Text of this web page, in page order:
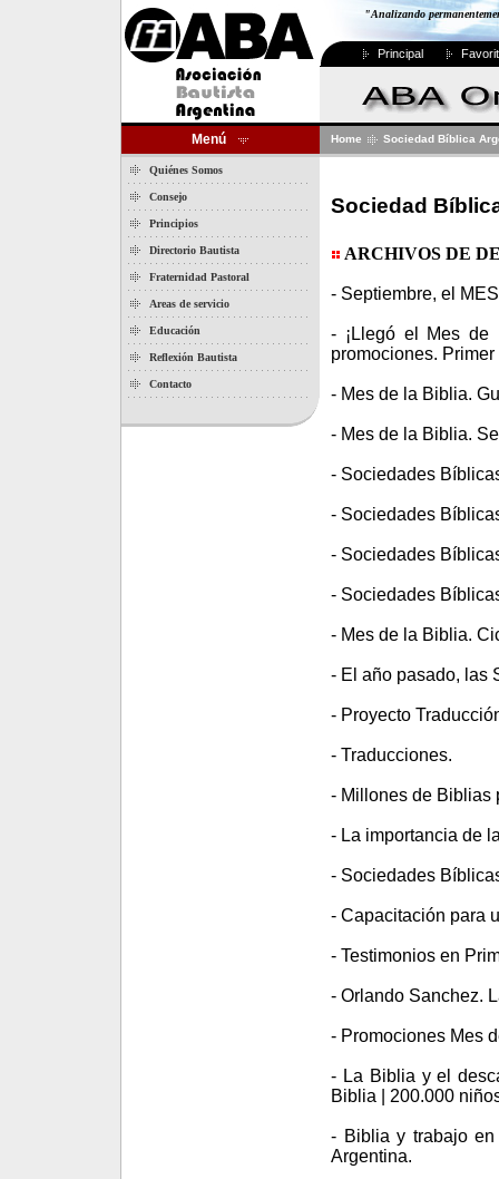
"Analizando
Principal
Menú
Quiénes Somos
Consejo
Principios
Directorio Bautista
Fraternidad Pastoral
Areas de servicio
Educación
Reflexión Bautista
Contacto
Home Sociedad Bíblica
Sociedad
ARCHIVOS DE
- Septiembre, el
- ¡Llegó el Mes de
promociones. Primer
- Mes de la Biblia.
- Mes de la Biblia.
- Sociedades
- Sociedades
- Sociedades
- Sociedades
- Mes de la Biblia.
- El año pasado, las
- Proyecto
- Traducciones.
- Millones de Biblias
- La importancia de
- Sociedades
- Capacitación para
- Testimonios en
- Orlando Sanchez.
- Promociones Mes
- La Biblia y el
Biblia | 200.000
- Biblia y trabajo
Argentina.